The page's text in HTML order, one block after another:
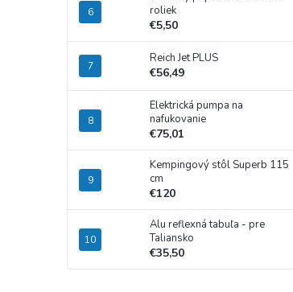
roliek
€5,50
Reich Jet PLUS
€56,49
Elektrická pumpa na
nafukovanie
€75,01
Kempingový stôl Superb 115
cm
€120
Alu reflexná tabuľa - pre
Taliansko
€35,50